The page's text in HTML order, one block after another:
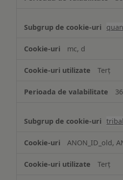
mc, d
Terț
ANON_ID_old,
Terț